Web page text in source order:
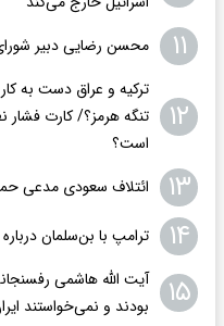
۱۱ محسن رضایی دبیر
۱۲
ترکیه و عراق دست به
تنگه هرمز؟/ کارت فشار
است؟
۱۳ ائتلاف سعودی مدعی
۱۴ ترامپ با بن‌سلمان
۱۵
آیت الله هاشمی
بودند و نمی‌خواستند